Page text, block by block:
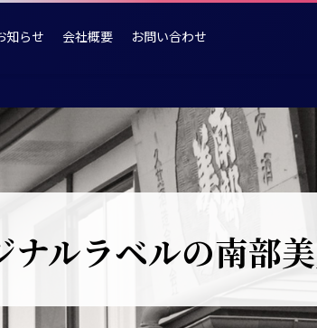
知らせ 会社概要 お問い合わせ
ルラベルの南部